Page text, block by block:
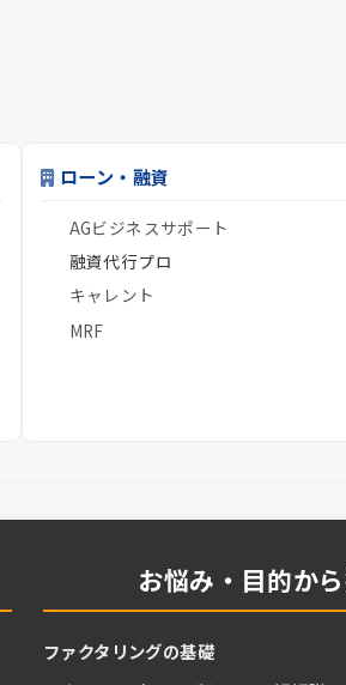
ローン・融資
AGビジネスサポート
融資代行プロ
キャレント
MRF
お悩み・目的か
ファクタリングの基礎